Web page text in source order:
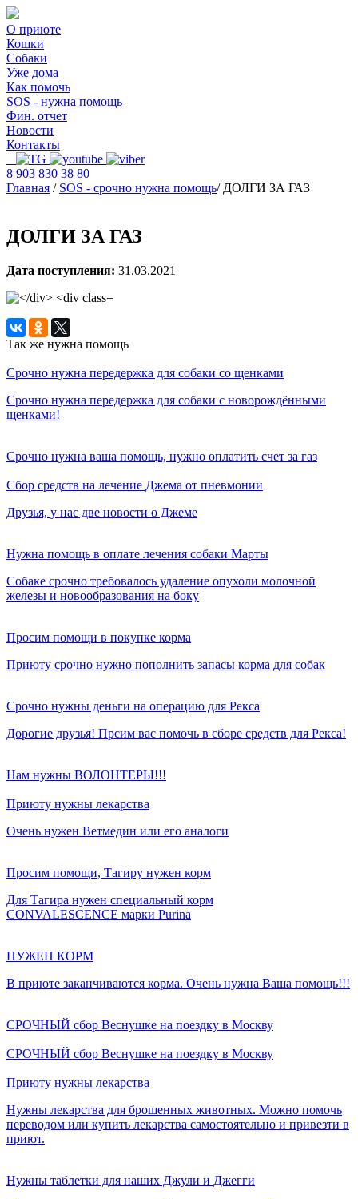
О приюте
Кошки
Собаки
Уже дома
Как помочь
SOS - нужна помощь
Фин. отчет
Новости
Контакты
8 903 830 38 80
Главная / SOS - срочно нужна помощь/ДОЛГИ ЗА ГАЗ
ДОЛГИ ЗА ГАЗ
Дата поступления: 31.03.2021
Так же нужна помощь
Срочно нужна передержка для собаки со щенками
Срочно нужна передержка для собаки с новорождёнными
щенками!
Срочно нужна ваша помощь, нужно оплатить счет за газ
Сбор средств на лечение Джема от пневмонии
Друзья, у нас две новости о Джеме
Нужна помощь в оплате лечения собаки Марты
Собаке срочно требовалось удаление опухоли молочной
железы и новообразования на боку
Просим помощи в покупке корма
Приюту срочно нужно пополнить запасы корма для собак
Срочно нужны деньги на операцию для Рекса
Дорогие друзья! Прсим вас помочь в сборе средств для Рекса!
Нам нужны ВОЛОНТЕРЫ!!!
Приюту нужны лекарства
Очень нужен Ветмедин или его аналоги
Просим помощи, Тагиру нужен корм
Для Тагира нужен специальный корм
CONVALESCENCE марки Purina
НУЖЕН КОРМ
В приюте заканчиваются корма. Очень нужна Ваша помощь!!!
СРОЧНЫЙ сбор Веснушке на поездку в Москву
СРОЧНЫЙ сбор Веснушке на поездку в Москву
Приюту нужны лекарства
Нужны лекарства для брошенных животных. Можно помочь
переводом или купить лекарства самостоятельно и привезти в
приют.
Нужны таблетки для наших Джули и Джегги